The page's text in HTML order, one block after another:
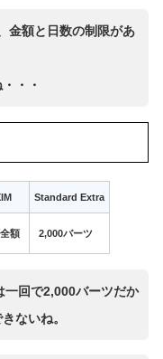
金額と日数の制限があ
・・
Standard Extra
額 2,000バーツ
回で2,000バーツだか
ないね。